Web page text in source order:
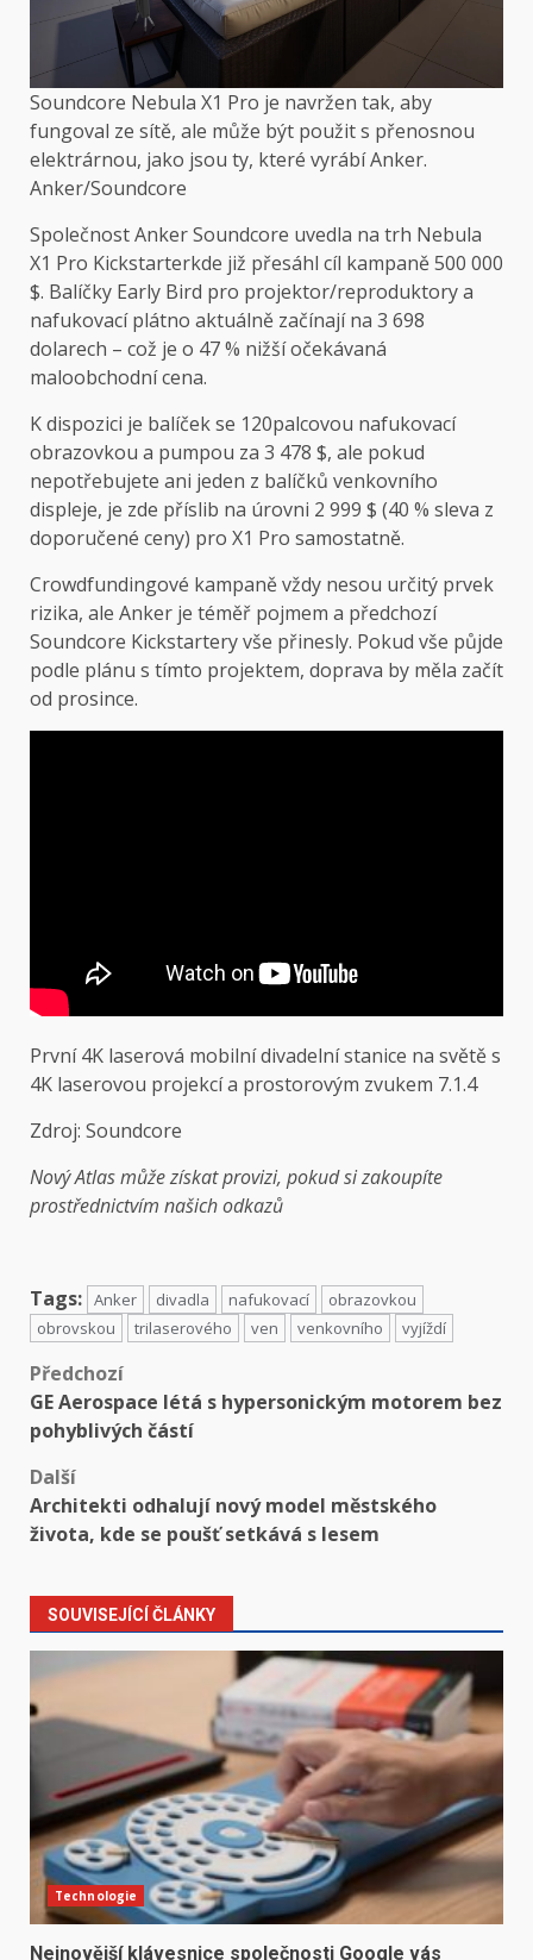
Soundcore Nebula X1 Pro je navržen tak, aby
fungoval ze sítě, ale může být použit s přenosnou
elektrárnou, jako jsou ty, které vyrábí Anker.
Anker/Soundcore
Společnost Anker Soundcore uvedla na trh Nebula
X1 Pro Kickstarterkde již přesáhl cíl kampaně 500 000
$. Balíčky Early Bird pro projektor/reproduktory a
nafukovací plátno aktuálně začínají na 3 698
dolarech – což je o 47 % nižší očekávaná
maloobchodní cena.
K dispozici je balíček se 120palcovou nafukovací
obrazovkou a pumpou za 3 478 $, ale pokud
nepotřebujete ani jeden z balíčků venkovního
displeje, je zde příslib na úrovni 2 999 $ (40 % sleva z
doporučené ceny) pro X1 Pro samostatně.
Crowdfundingové kampaně vždy nesou určitý prvek
rizika, ale Anker je téměř pojmem a předchozí
Soundcore Kickstartery vše přinesly. Pokud vše půjde
podle plánu s tímto projektem, doprava by měla začít
od prosince.
První 4K laserová mobilní divadelní stanice na světě s
4K laserovou projekcí a prostorovým zvukem 7.1.4
Zdroj: Soundcore
Nový Atlas může získat provizi, pokud si zakoupíte
prostřednictvím našich odkazů
Tags: Anker divadla nafukovací
obrazovkou
obrovskou
trilaserového ven venkovního vyjíždí
Předchozí
GE Aerospace létá s hypersonickým motorem bez
pohyblivých částí
Další
Architekti odhalují nový model městského
života, kde se poušť setkává s lesem
SOUVISEJÍCÍ ČLÁNKY
Technologie
Nejnovější klávesnice společnosti Google vás